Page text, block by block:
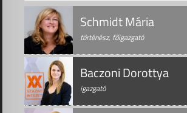
Schmidt Mária
történész, főigazgató
Baczoni Dorottya
igazgató